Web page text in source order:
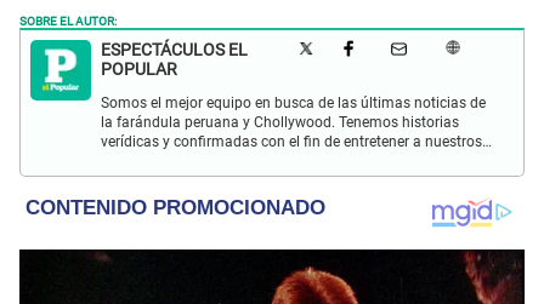
SOBRE EL AUTOR:
ESPECTÁCULOS EL
POPULAR
Somos el mejor equipo en busca de las últimas noticias de
la farándula peruana y Chollywood. Tenemos historias
verídicas y confirmadas con el fin de entretener a nuestros